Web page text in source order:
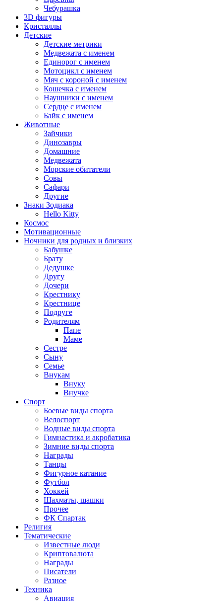
Чебурашка
3D фигуры
Кристаллы
Детские
Детские метрики
Медвежата с именем
Единорог с именем
Мотоцикл с именем
Мяч с короной с именем
Кошечка с именем
Наушники с именем
Сердце с именем
Байк с именем
Животные
Зайчики
Динозавры
Домашние
Медвежата
Морские обитатели
Совы
Сафари
Другие
Знаки Зодиака
Hello Kitty
Космос
Мотивационные
Ночники для родных и близких
Бабушке
Брату
Дедушке
Другу
Дочери
Крестнику
Крестнице
Подруге
Родителям
Папе
Маме
Сестре
Сыну
Семье
Внукам
Внуку
Внучке
Спорт
Боевые виды спорта
Велоспорт
Водные виды спорта
Гимнастика и акробатика
Зимние виды спорта
Награды
Танцы
Фигурное катание
Футбол
Хоккей
Шахматы, шашки
Прочее
ФК Спартак
Религия
Тематические
Известные люди
Криптовалюта
Награды
Писатели
Разное
Техника
Авиация